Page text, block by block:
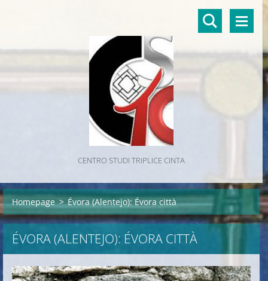
CENTRO STUDI TRIPLICE CINTA
Homepage > Évora (Alentejo): Évora città
ÉVORA (ALENTEJO): ÉVORA CITTÀ